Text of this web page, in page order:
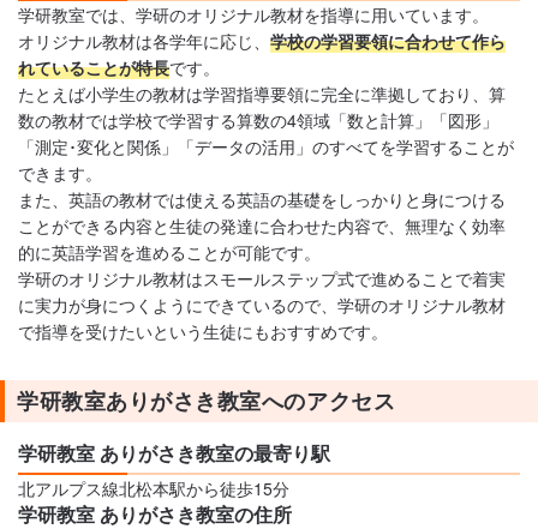
学研教室では、学研のオリジナル教材を指導に用いています。
オリジナル教材は各学年に応じ、 学校の学習要領に合わせて作ら
れていることが特長です。
たとえば小学生の教材は学習指導要領に完全に準拠しており、算
数の教材では学校で学習する算数の4領域「数と計算」「図形」
「測定･変化と関係」「データの活用」のすべてを学習することが
できます。
また、英語の教材では使える英語の基礎をしっかりと身につける
ことができる内容と生徒の発達に合わせた内容で、無理なく効率
的に英語学習を進めることが可能です。
学研のオリジナル教材はスモールステップ式で進めることで着実
に実力が身につくようにできているので、学研のオリジナル教材
で指導を受けたいという生徒にもおすすめです。
学研教室ありがさき教室へのアクセス
学研教室 ありがさき教室の最寄り駅
北アルプス線北松本駅から徒歩15分
学研教室 ありがさき教室の住所